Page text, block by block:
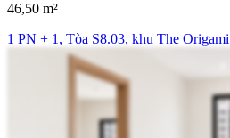
46,50 m²
1 PN + 1, Tòa S8.03, khu The Origami